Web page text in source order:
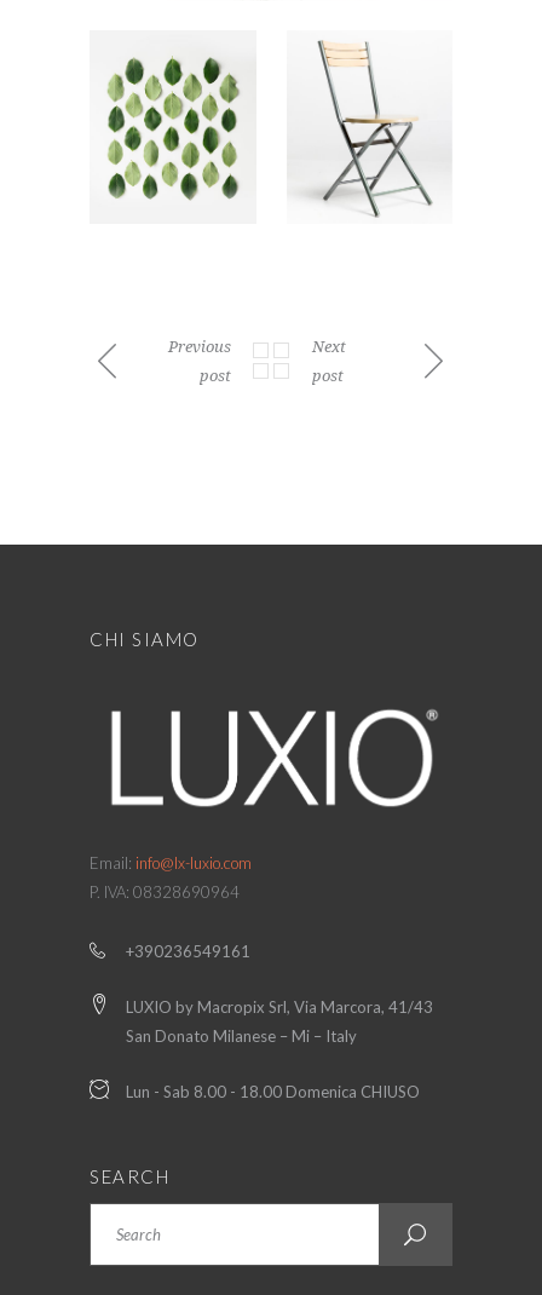
Previous
post
Next
post
CHI SIAMO
Email: info@lx-luxio.com
P. IVA: 08328690964
+390236549161
LUXIO by Macropix Srl, Via Marcora, 41/43
San Donato Milanese – Mi – Italy
Lun - Sab 8.00 - 18.00 Domenica CHIUSO
SEARCH